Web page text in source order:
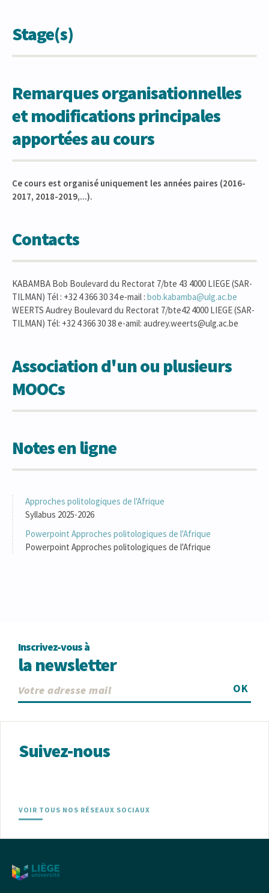
Stage(s)
Remarques organisationnelles
et modifications principales
apportées au cours
Ce cours est organisé uniquement les années paires (2016-
2017, 2018-2019,...).
Contacts
KABAMBA Bob Boulevard du Rectorat 7/bte 43 4000 LIEGE (SAR-
TILMAN) Tél : +32 4 366 30 34 e-mail : bob.kabamba@ulg.ac.be
WEERTS Audrey Boulevard du Rectorat 7/bte42 4000 LIEGE (SAR-
TILMAN) Tél: +32 4 366 30 38 e-amil: audrey.weerts@ulg.ac.be
Association d'un ou plusieurs
MOOCs
Notes en ligne
Approches politologiques de l'Afrique
Syllabus 2025-2026
Powerpoint Approches politologiques de l'Afrique
Powerpoint Approches politologiques de l'Afrique
Inscrivez-vous à
la newsletter
OK
Suivez-nous
VOIR TOUS NOS RÉSEAUX SOCIAUX